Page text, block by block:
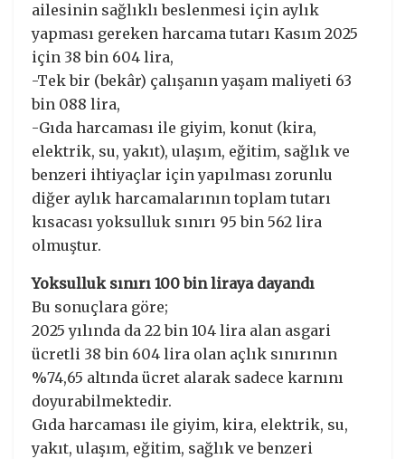
ailesinin sağlıklı beslenmesi için aylık
yapması gereken harcama tutarı Kasım 2025
için 38 bin 604 lira,
-Tek bir (bekâr) çalışanın yaşam maliyeti 63
bin 088 lira,
-Gıda harcaması ile giyim, konut (kira,
elektrik, su, yakıt), ulaşım, eğitim, sağlık ve
benzeri ihtiyaçlar için yapılması zorunlu
diğer aylık harcamalarının toplam tutarı
kısacası yoksulluk sınırı 95 bin 562 lira
olmuştur.
Yoksulluk sınırı 100 bin liraya dayandı
Bu sonuçlara göre;
2025 yılında da 22 bin 104 lira alan asgari
ücretli 38 bin 604 lira olan açlık sınırının
%74,65 altında ücret alarak sadece karnını
doyurabilmektedir.
Gıda harcaması ile giyim, kira, elektrik, su,
yakıt, ulaşım, eğitim, sağlık ve benzeri